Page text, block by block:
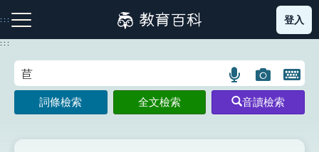
到
主
:::
注音索引圖示 筆畫索引圖示 部首索引表圖示
登入
:::
語
言
搜
圖
片
搜
開
鍵
圖
詞條檢索 全文檢索 音讀檢索